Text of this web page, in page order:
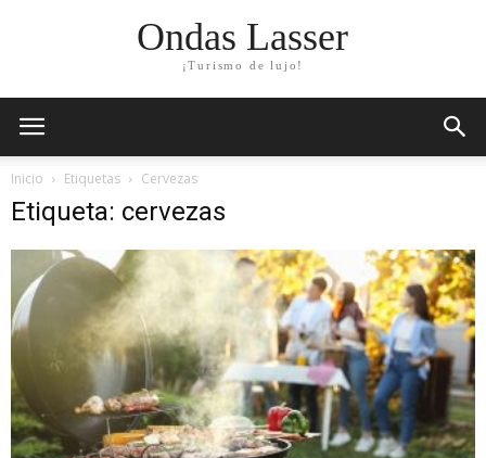
Ondas Lasser
¡Turismo de lujo!
Inicio Etiquetas Cervezas
Etiqueta: cervezas